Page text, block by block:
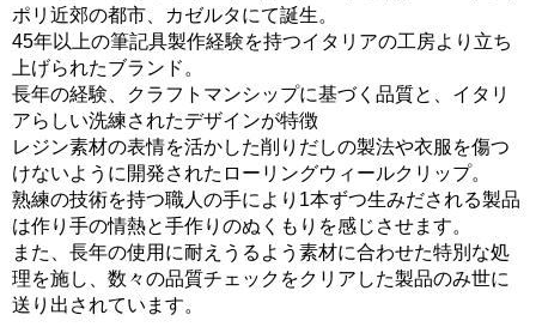
ポリ近郊の都市、カゼルタにて誕生。
45年以上の筆記具製作経験を持つイタリアの工房より立ち
上げられたブランド。
長年の経験、クラフトマンシップに基づく品質と、イタリ
アらしい洗練されたデザインが特徴
レジン素材の表情を活かした削りだしの製法や衣服を傷つ
けないように開発されたローリングウィールクリップ。
熟練の技術を持つ職人の手により1本ずつ生みだされる製品
は作り手の情熱と手作りのぬくもりを感じさせます。
また、長年の使用に耐えうるよう素材に合わせた特別な処
理を施し、数々の品質チェックをクリアした製品のみ世に
送り出されています。